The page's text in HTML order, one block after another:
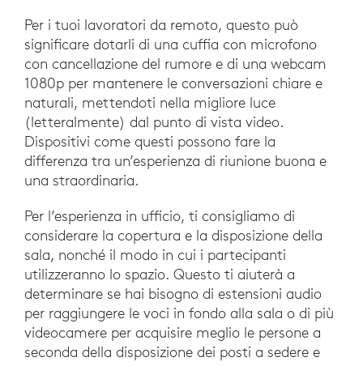
Per i tuoi lavoratori da remoto, questo può
significare dotarli di una cuffia con microfono
con cancellazione del rumore e di una webcam
1080p per mantenere le conversazioni chiare e
naturali, mettendoti nella migliore luce
(letteralmente) dal punto di vista video.
Dispositivi come questi possono fare la
differenza tra un’esperienza di riunione buona e
una straordinaria.
Per l’esperienza in ufficio, ti consigliamo di
considerare la copertura e la disposizione della
sala, nonché il modo in cui i partecipanti
utilizzeranno lo spazio. Questo ti aiuterà a
determinare se hai bisogno di estensioni audio
per raggiungere le voci in fondo alla sala o di più
videocamere per acquisire meglio le persone a
seconda della disposizione dei posti a sedere e